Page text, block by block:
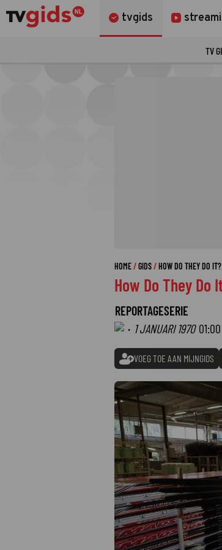
tvgids
TV
HOME GIDS HOW DO THEY DO IT?
How Do They Do
REPORTAGESERIE
· 1 JANUARI 1970
VOEG TOE AAN MIJNGIDS